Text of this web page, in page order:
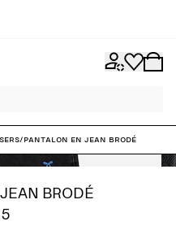
/Pantalon en jean brodé
BRODÉ